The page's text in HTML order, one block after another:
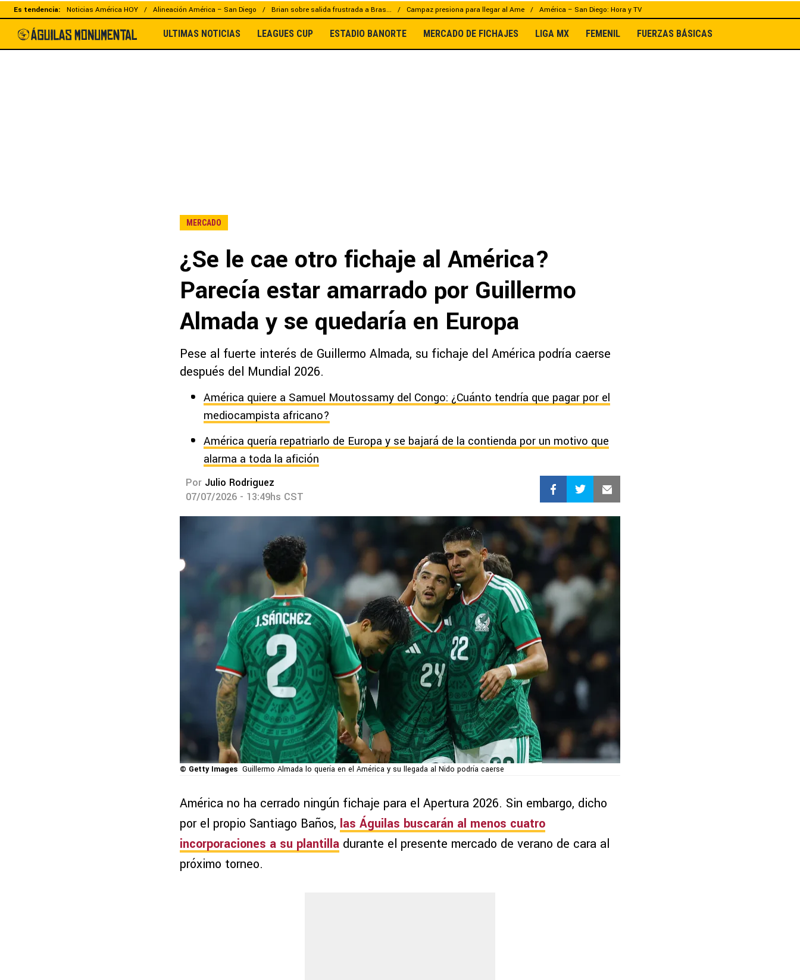
Es tendencia: Noticias América HOY Alineación América – San Diego Brian sobre salida frustrada a Bras... Campaz presiona para llegar al Ame América – San Diego: Hora y TV
ULTIMAS NOTICIAS LEAGUES CUP ESTADIO BANORTE MERCADO DE FICHAJES LIGA MX FEMENIL FUERZAS BÁSICAS
MERCADO
¿Se le cae otro fichaje al América?
Parecía estar amarrado por Guillermo
Almada y se quedaría en Europa
Pese al fuerte interés de Guillermo Almada, su fichaje del América podría caerse
después del Mundial 2026.
América quiere a Samuel Moutossamy del Congo: ¿Cuánto tendría que pagar por el
mediocampista africano?
América quería repatriarlo de Europa y se bajará de la contienda por un motivo que
alarma a toda la afición
Por Julio Rodriguez
07/07/2026 - 13:49hs CST
© Getty Images Guillermo Almada lo quería en el América y su llegada al Nido podría caerse
América no ha cerrado ningún fichaje para el Apertura 2026. Sin embargo, dicho
por el propio Santiago Baños, las Águilas buscarán al menos cuatro
incorporaciones a su plantilla durante el presente mercado de verano de cara al
próximo torneo.